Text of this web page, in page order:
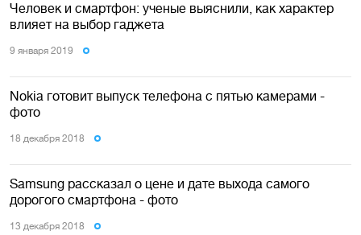
Человек и смартфон: ученые выяснили, как характер
влияет на выбор гаджета
9 января 2019
Nokia готовит выпуск телефона с пятью камерами -
фото
18 декабря 2018
Samsung рассказал о цене и дате выхода самого
дорогого смартфона - фото
13 декабря 2018